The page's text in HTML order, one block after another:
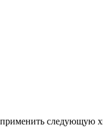
применить следующую